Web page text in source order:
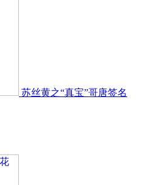
苏丝黄之“真宝”哥唐签名